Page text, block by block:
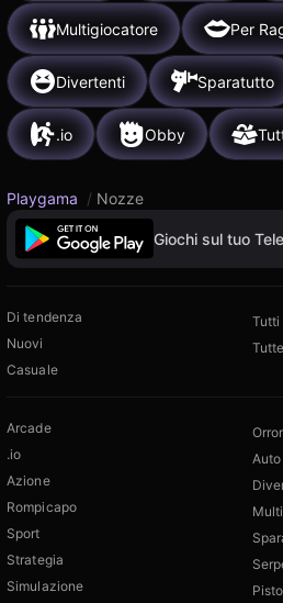
Multigiocatore Per
Divertenti Sparatutto
.io Obby
Playgama / Nozze
Giochi sul tuo
Di tendenza
Nuovi
Casuale
Tutti
Arcade
.io
Azione
Rompicapo
Sport
Strategia
Simulazione
Auto